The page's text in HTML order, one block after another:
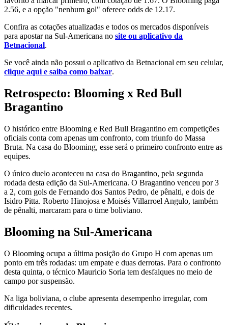
2.56, e a opção "nenhum gol" oferece odds de 12.17.
Confira as cotações atualizadas e todos os mercados disponíveis
para apostar na Sul-Americana no site ou aplicativo da
Betnacional.
Se você ainda não possui o aplicativo da Betnacional em seu celular,
clique aqui e saiba como baixar.
Retrospecto: Blooming x Red Bull
Bragantino
O histórico entre Blooming e Red Bull Bragantino em competições
oficiais conta com apenas um confronto, com triunfo do Massa
Bruta. Na casa do Blooming, esse será o primeiro confronto entre as
equipes.
O único duelo aconteceu na casa do Bragantino, pela segunda
rodada desta edição da Sul-Americana. O Bragantino venceu por 3
a 2, com gols de Fernando dos Santos Pedro, de pênalti, e dois de
Isidro Pitta. Roberto Hinojosa e Moisés Villarroel Angulo, também
de pênalti, marcaram para o time boliviano.
Blooming na Sul-Americana
O Blooming ocupa a última posição do Grupo H com apenas um
ponto em três rodadas: um empate e duas derrotas. Para o confronto
desta quinta, o técnico Mauricio Soria tem desfalques no meio de
campo por suspensão.
Na liga boliviana, o clube apresenta desempenho irregular, com
dificuldades recentes.